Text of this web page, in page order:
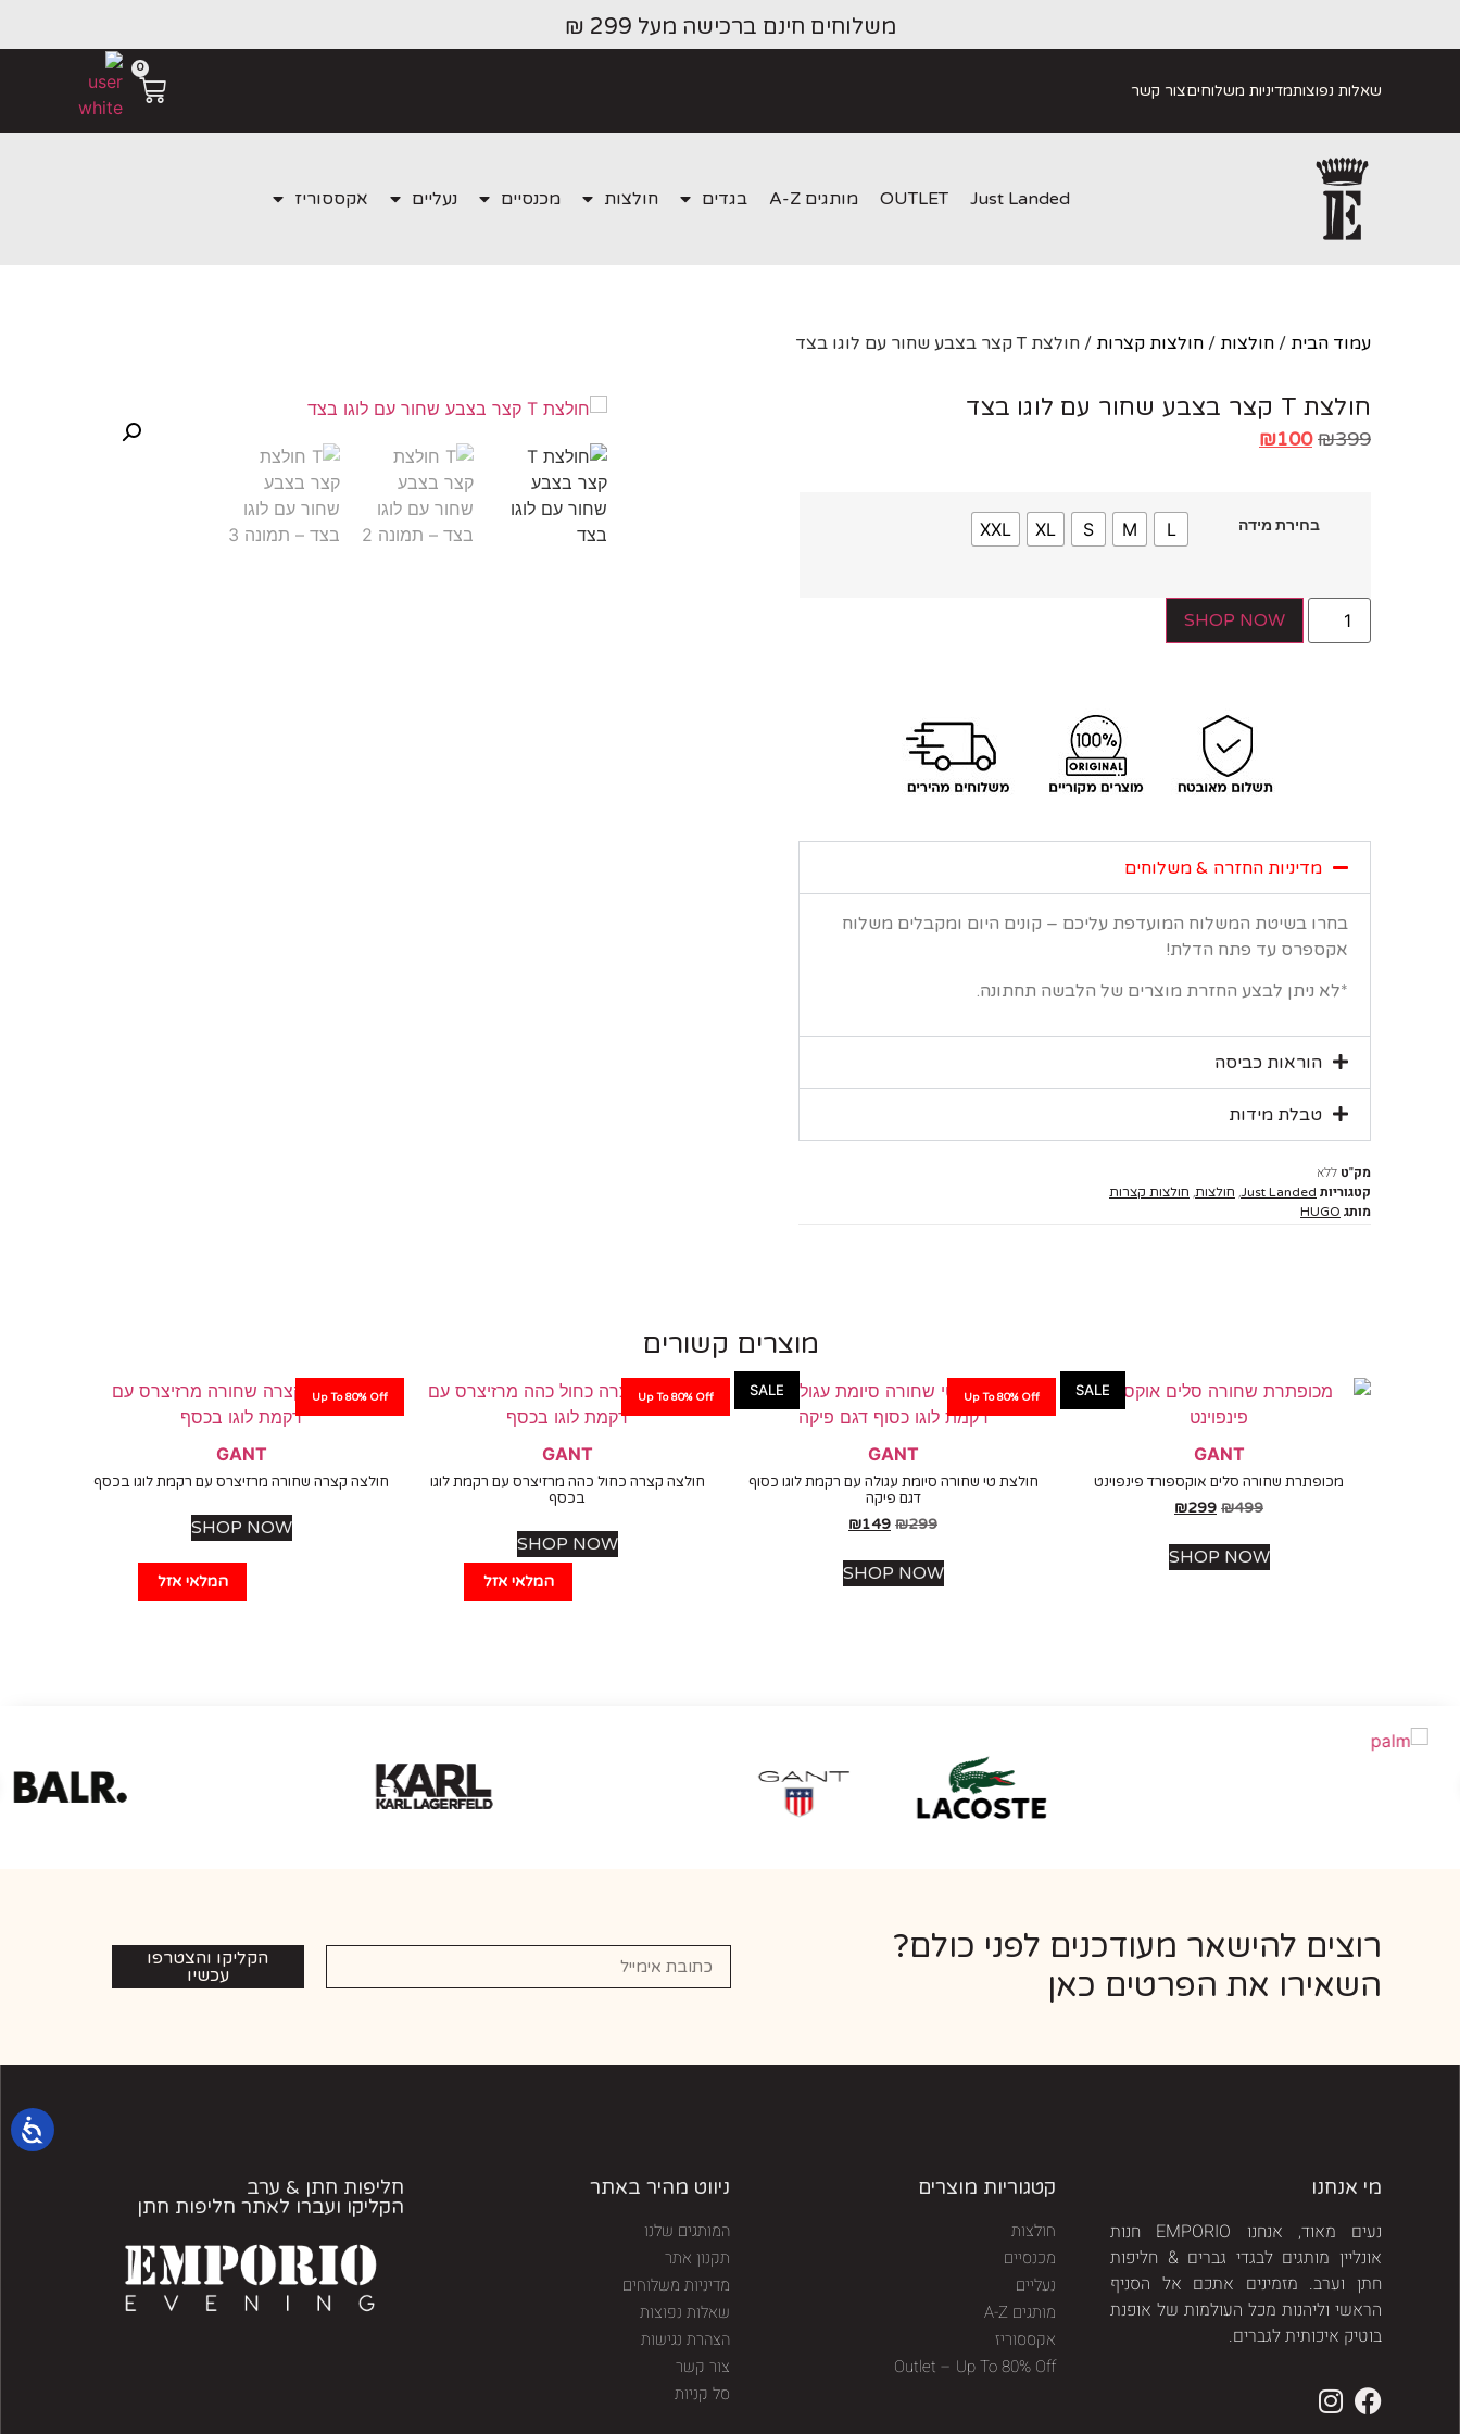
משלוחים חינם ברכישה מעל 299 ₪
שאלות נפוצותמדיניות משלוחיםצור קשר
0
Just Landed
OUTLET מותגים A-Z בגדים חולצות מכנסיים נעליים אקססוריז
עמוד הבית / חולצות / חולצות קצרות / חולצת T קצר בצבע שחור עם לוגו בצד
חולצת T קצר בצבע שחור עם לוגו בצד
₪399
₪100
בחירת מידה L
M
S
XL
XXL
SHOP NOW
מדיניות החזרה & משלוחים
בחרו בשיטת המשלוח המועדפת עליכם – קונים היום ומקבלים משלוח
אקספרס עד פתח הדלת!
*לא ניתן לבצע החזרת מוצרים של הלבשה תחתונה.
הוראות כביסה
טבלת מידות
מק"ט ללא
קטגוריות Just Landed
, חולצות, חולצות קצרות
מותג HUGO
מוצרים קשורים
SALE
GANT
מכופתרת שחורה סלים אוקספורד פינפוינט
₪499
₪299
SHOP NOW
SALE Up To 80% Off
GANT
חולצת טי שחורה סיומת עגולה עם רקמת לוגו כסוף
דגם פיקה
₪299
₪149
SHOP NOW
Up To 80% Off
המלאי אזל
GANT
חולצה קצרה כחול כהה מרזיצרס עם רקמת לוגו
בכסף
SHOP NOW
Up To 80% Off
המלאי אזל
GANT
חולצה קצרה שחורה מרזיצרס עם רקמת לוגו בכסף
SHOP NOW
רוצים להישאר מעודכנים לפני כולם?
השאירו את הפרטים כאן
הקליקו והצטרפו
עכשיו
מי אנחנו
נעים מאוד, אנחנו EMPORIO חנות
אונליין מותגים לבגדי גברים & חליפות
חתן וערב. מזמינים אתכם אל הסניף
הראשי וליהנות מכל העולמות של אופנת
בוטיק איכותית לגברים.
קטגוריות מוצרים
חולצות
מכנסיים
נעליים
מותגים A-Z
אקססוריז
Outlet – Up To 80% Off
ניווט מהיר באתר
המותגים שלנו
תקנון אתר
מדיניות משלוחים
שאלות נפוצות
הצהרת נגישות
צור קשר
סל קניות
חליפות חתן & ערב
הקליקו ועברו לאתר חליפות חתן